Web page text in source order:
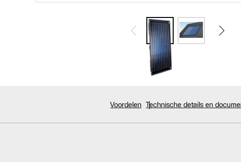
Voordelen Technische details en